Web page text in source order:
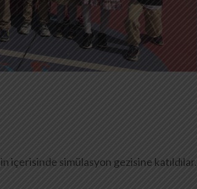
simülasyon gezisine katıldılar.